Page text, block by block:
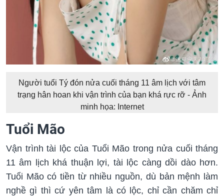
Người tuổi Tý đón nửa cuối tháng 11 âm lịch với tâm
trạng hân hoan khi vận trình của bạn khá rực rỡ - Ảnh
minh họa: Internet
Tuổi Mão
Vận trình tài lộc của Tuổi Mão trong nửa cuối tháng
11 âm lịch khá thuận lợi, tài lộc càng dồi dào hơn.
Tuổi Mão có tiền từ nhiều nguồn, dù bản mệnh làm
nghề gì thì cứ yên tâm là có lộc, chỉ cần chăm chỉ